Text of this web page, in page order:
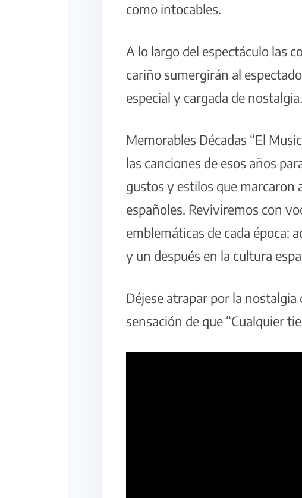
como intocables.
A lo largo del espectáculo las
cariño sumergirán al
especial y cargada de nostalgia.
Memorables Décadas “El
las canciones de esos años
gustos y estilos que marcaron
españoles. Reviviremos con
emblemáticas de cada época:
y un después en la cultura
Déjese atrapar por la
sensación de que “Cualquier